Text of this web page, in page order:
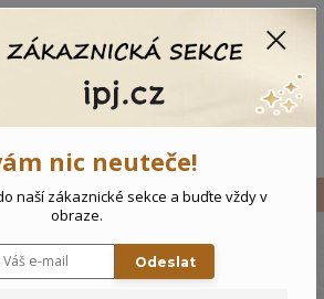
košilka Medvídek
košilka Medvídek
nic neuteče!
naší zákaznické sekce a buďte vždy v
obraze.
Odeslat